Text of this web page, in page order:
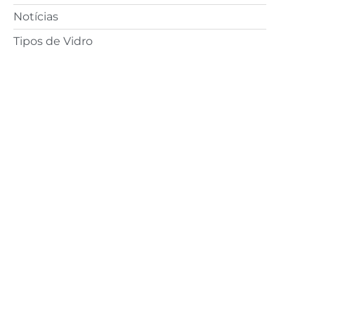
Notícias
Tipos de Vidro